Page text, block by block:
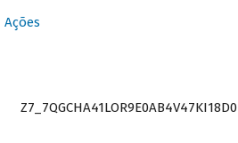
Ações
Z7_7QGCHA41LOR9E0AB4V47KI18D0